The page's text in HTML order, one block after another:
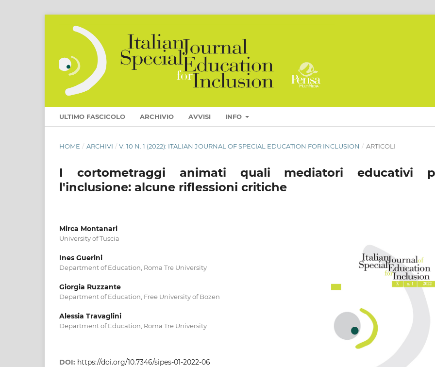
ULTIMO FASCICOLO ARCHIVIO AVVISI INFO
HOME / ARCHIVI / V. 10 N. 1 (2022): ITALIAN JOURNAL OF SPECIAL EDUCATION FOR INCLUSION / ARTICOLI
I cortometraggi animati quali mediatori educativi
l'inclusione: alcune riflessioni critiche
Mirca Montanari
University of Tuscia
Ines Guerini
Department of Education, Roma Tre University
Giorgia Ruzzante
Department of Education, Free University of Bozen
Alessia Travaglini
Department of Education, Roma Tre University
DOI: https://doi.org/10.7346/sipes-01-2022-06